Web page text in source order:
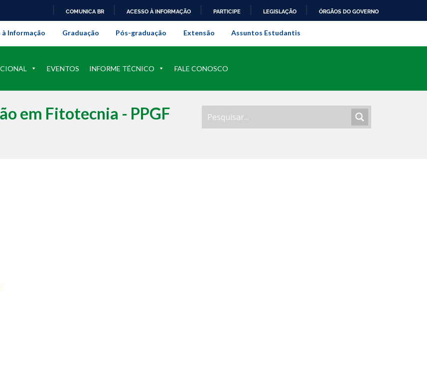
PARA
O
COMUNICA BR ACESSO À INFORMAÇÃO PARTICIPE LEGISLAÇÃO ÓRGÃOS DO GOVERNO
Universidade Federal Rural do Rio de Janeiro
à Informação Graduação Pós-graduação Extensão Assuntos Estudantis
EVENTOS INFORME TÉCNICO FALE CONOSCO
em Fitotecnia - PPGF